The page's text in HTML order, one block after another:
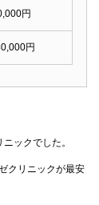
円
円
ックでした。
クリニックが最安